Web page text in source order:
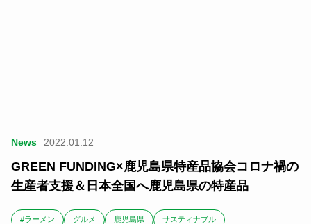
News 2022.01.12
GREEN FUNDING×鹿児島県特産品協会コロナ禍の
生産者支援＆日本全国へ鹿児島県の特産品
#ラーメン グルメ 鹿児島県 サスティナブル